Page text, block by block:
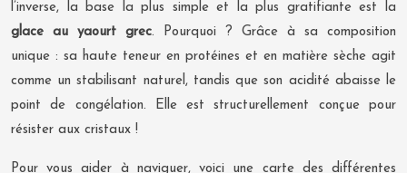
l’inverse, la base la plus simple et la plus gratifiante est la
glace au yaourt grec. Pourquoi ? Grâce à sa composition
unique : sa haute teneur en protéines et en matière sèche agit
comme un stabilisant naturel, tandis que son acidité abaisse le
point de congélation. Elle est structurellement conçue pour
résister aux cristaux !
Pour vous aider à naviguer, voici une carte des différentes